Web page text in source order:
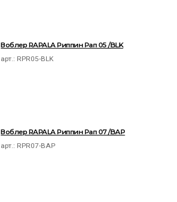
Воблер RAPALA Риппин Рап 05 /BLK
арт.: RPR05-BLK
Воблер RAPALA Риппин Рап 07 /BAP
арт.: RPR07-BAP